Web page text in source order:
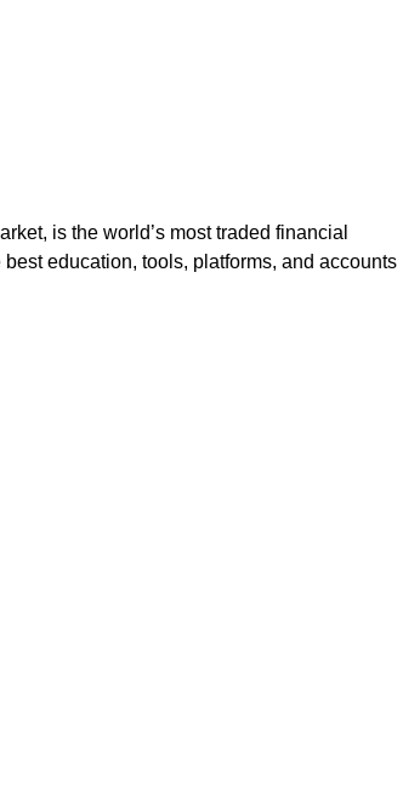
is the world’s most traded financial
education, tools, platforms, and accounts